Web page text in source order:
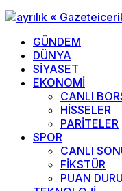
GÜNDEM
DÜNYA
SİYASET
EKONOMİ
CANLI
HİSSELER
PARİTELER
SPOR
CANLI
FİKSTÜR
PUAN